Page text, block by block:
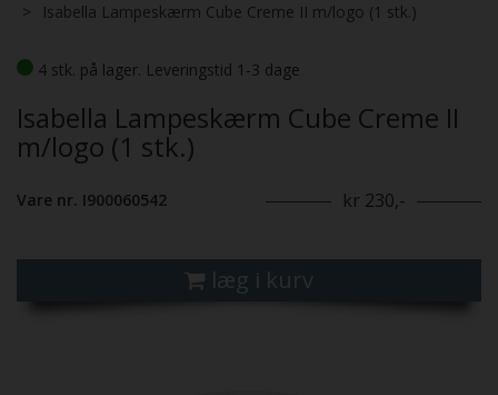
Isabella Lampeskærm Cube Creme II m/logo (1 stk.)
4 stk. på lager. Leveringstid 1-3 dage
Isabella Lampeskærm Cube Creme II
m/logo (1 stk.)
Vare nr. I900060542 kr 230,-
læg i kurv